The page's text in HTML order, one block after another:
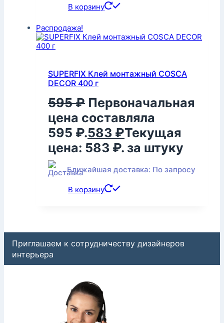
В корзину
Распродажа!
SUPERFIX Клей монтажный COSCA
DECOR 400 г
595₽ Первоначальная
цена составляла
595 ₽.583 ₽Текущая
цена: 583 ₽. за штуку
Ближайшая доставка: По запросу
В корзину
Приглашаем к сотрудничеству дизайнеров
интерьера